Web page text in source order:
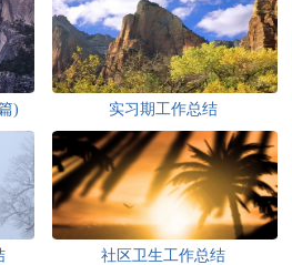
) 实习期工作总结
社区卫生工作总结